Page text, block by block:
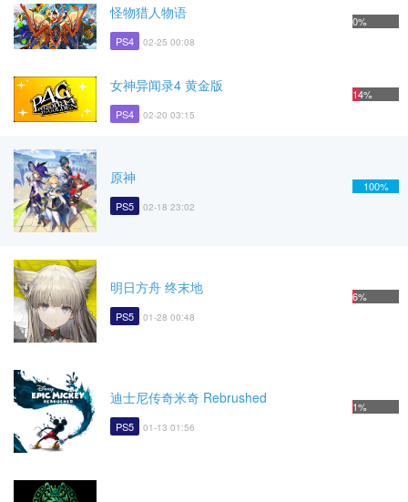
怪物猎人物语
PS4 02-25 00:08
0%
女神异闻录4 黄金版
PS4 02-20 03:15
14%
原神
PS5 02-18 23:02
100%
明日方舟 终末地
PS5 01-28 00:48
6%
迪士尼传奇米奇 Rebrushed
PS5 01-13 01:56
1%